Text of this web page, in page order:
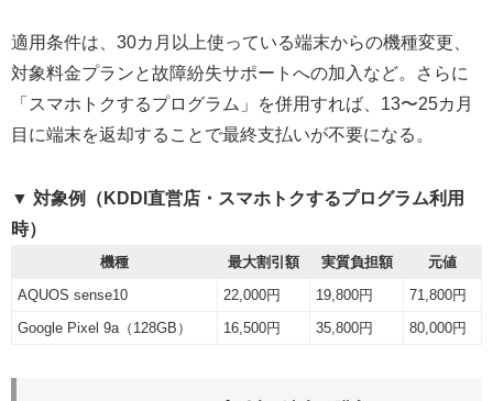
適用条件は、30カ月以上使っている端末からの機種変更、
対象料金プランと故障紛失サポートへの加入など。さらに
「スマホトクするプログラム」を併用すれば、13〜25カ月
目に端末を返却することで最終支払いが不要になる。
▼ 対象例（KDDI直営店・スマホトクするプログラム利用
時）
機種 最大割引額 実質負担額
元値
AQUOS sense10
22,000円 19,800円
71,800円
Google Pixel 9a（128GB）
16,500円 35,800円 80,000円